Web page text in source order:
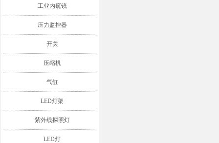
工业内窥镜
压力监控器
开关
压缩机
气缸
LED灯架
紫外线探照灯
LED灯